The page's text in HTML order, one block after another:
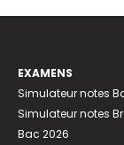
EXAMENS
Simulateur notes
Simulateur notes
Bac 2026